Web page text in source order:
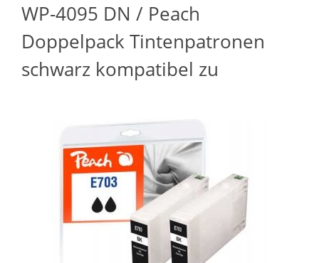
WP-4095 DN / Peach
Doppelpack Tintenpatronen
schwarz kompatibel zu